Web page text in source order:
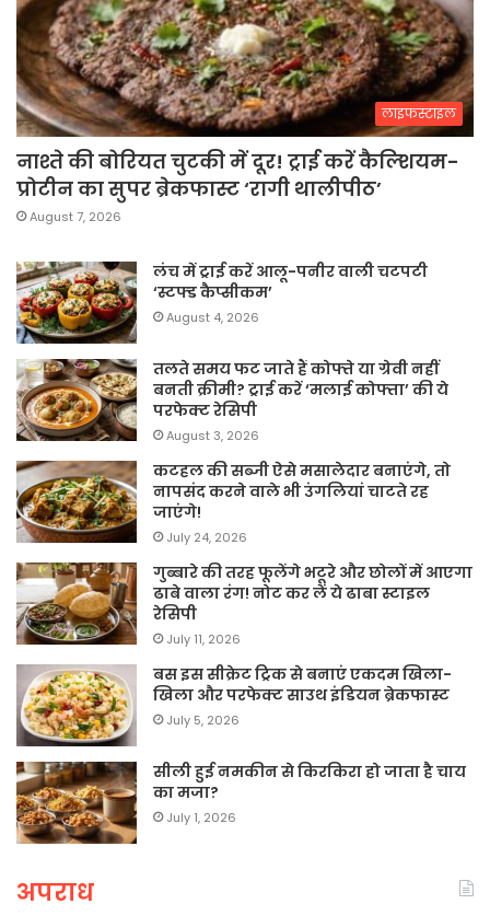
लाइफस्टाइल
नाश्ते की बोरियत चुटकी में दूर! ट्राई करें कैल्शियम-
प्रोटीन का सुपर ब्रेकफास्ट ‘रागी थालीपीठ’
August 7, 2026
लंच में ट्राई करें आलू-पनीर वाली चटपटी
‘स्टफ्ड कैप्सीकम’
August 4, 2026
तलते समय फट जाते हैं कोफ्ते या ग्रेवी नहीं
बनती क्रीमी? ट्राई करें ‘मलाई कोफ्ता’ की ये
परफेक्ट रेसिपी
August 3, 2026
कटहल की सब्जी ऐसे मसालेदार बनाएंगे, तो
नापसंद करने वाले भी उंगलियां चाटते रह
जाएंगे!
July 24, 2026
गुब्बारे की तरह फूलेंगे भटूरे और छोलों में आएगा
ढाबे वाला रंग! नोट कर लें ये ढाबा स्टाइल
रेसिपी
July 11, 2026
बस इस सीक्रेट ट्रिक से बनाएं एकदम खिला-
खिला और परफेक्ट साउथ इंडियन ब्रेकफास्ट
July 5, 2026
सीली हुई नमकीन से किरकिरा हो जाता है चाय
का मजा?
July 1, 2026
अपराध